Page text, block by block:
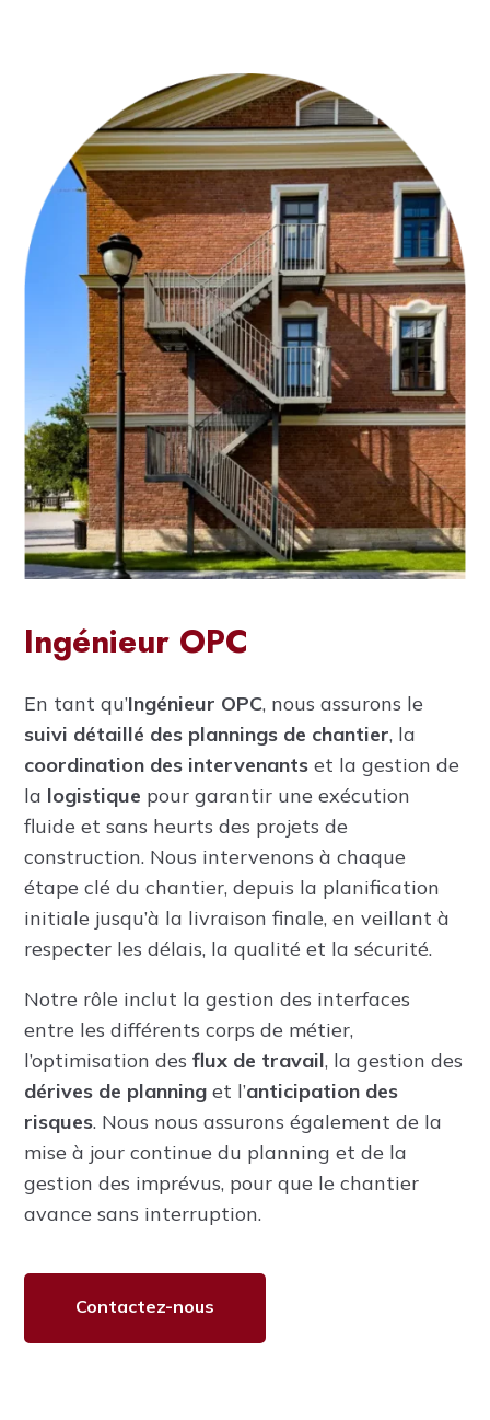
Ingénieur OPC
En tant qu’Ingénieur OPC, nous assurons le
suivi détaillé des plannings de chantier, la
coordination des intervenants et la gestion de
la logistique pour garantir une exécution
fluide et sans heurts des projets de
construction. Nous intervenons à chaque
étape clé du chantier, depuis la planification
initiale jusqu’à la livraison finale, en veillant à
respecter les délais, la qualité et la sécurité.
Notre rôle inclut la gestion des interfaces
entre les différents corps de métier,
l’optimisation desflux de travail, la gestion des
dérives de planning et l’anticipation des
risques. Nous nous assurons également de la
mise à jour continue du planning et de la
gestion des imprévus, pour que le chantier
avance sans interruption.
Contactez-nous